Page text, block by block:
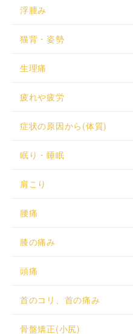
浮腫み
猫背・姿勢
生理痛
疲れや疲労
症状の原因から(体質)
眠り・睡眠
肩こり
腰痛
膝の痛み
頭痛
首のコリ、首の痛み
骨盤矯正(小尻)